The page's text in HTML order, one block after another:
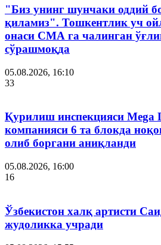
"Биз унинг шунчаки оддий
қиламиз". Тошкентлик уч
онаси СМА га чалинган
сўрашмоқда
05.08.2026, 16:10
33
Қурилиш инспекцияси Мega
компанияси 6 та блокда
олиб боргани аниқланди
05.08.2026, 16:00
16
Ўзбекистон халқ артисти
жудоликка учради